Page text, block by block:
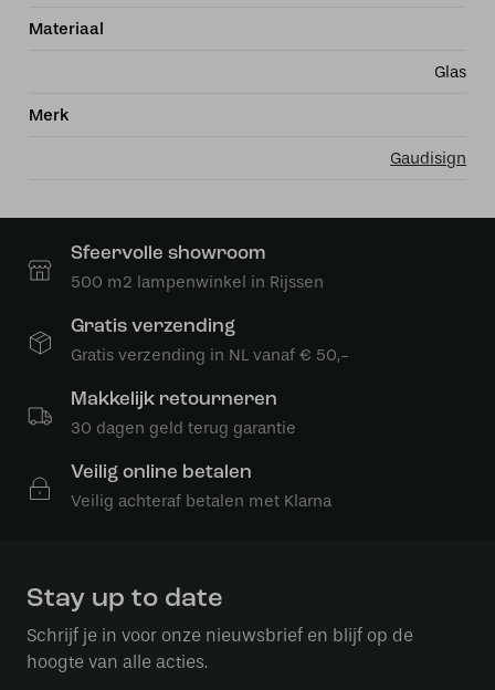
Materiaal
Glas
Merk
Gaudisign
Sfeervolle showroom
500 m2 lampenwinkel in Rijssen
Gratis verzending
Gratis verzending in NL vanaf € 50,-
Makkelijk retourneren
30 dagen geld terug garantie
Veilig online betalen
Veilig achteraf betalen met Klarna
Stay up to date
Schrijf je in voor onze nieuwsbrief en blijf op de
hoogte van alle acties.